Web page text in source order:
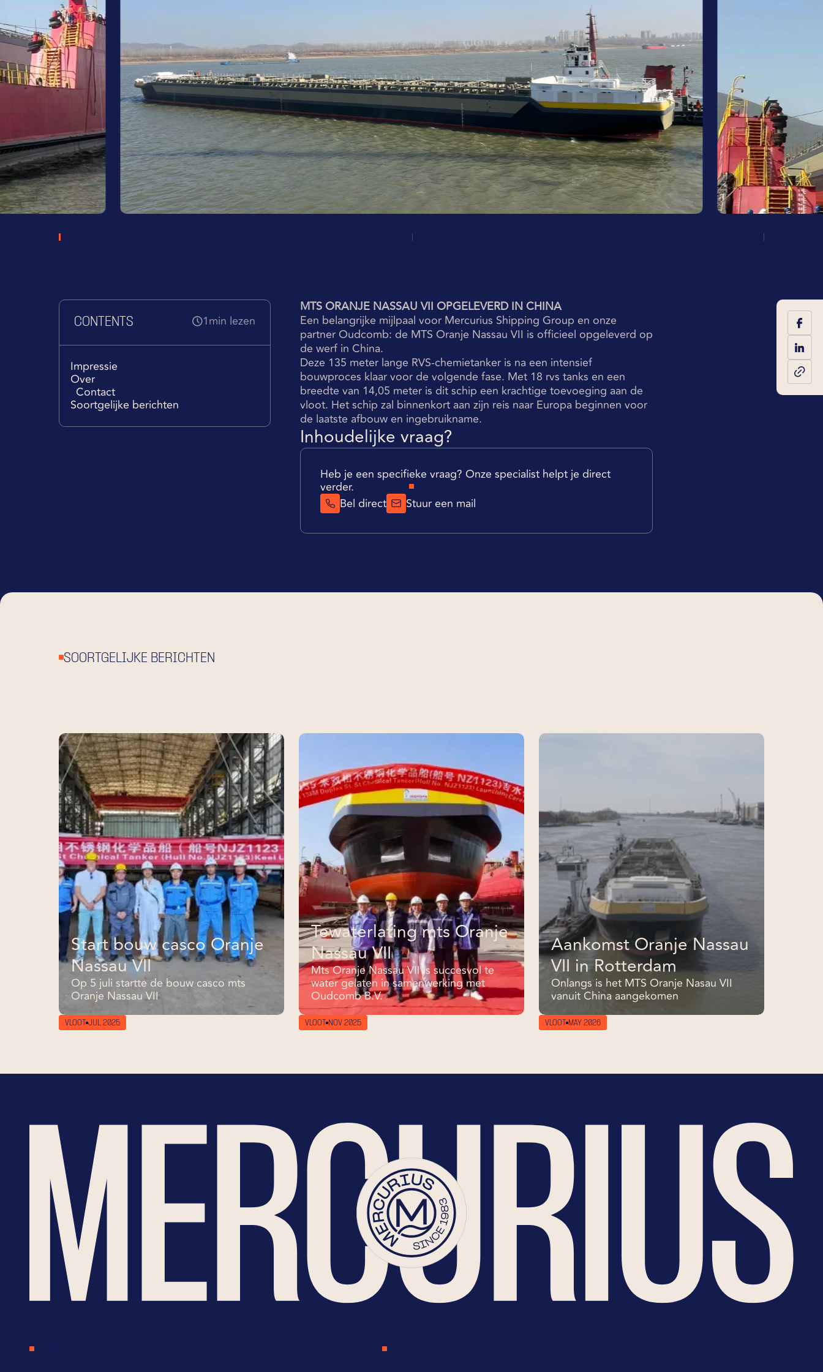
CONTENTS 1min lezen
Impressie
Over
Contact
Soortgelijke berichten
MTS ORANJE NASSAU VII OPGELEVERD IN CHINA
Een belangrijke mijlpaal voor Mercurius Shipping Group en onze
partner Oudcomb: de MTS Oranje Nassau VII is officieel opgeleverd op
de werf in China.
Deze 135 meter lange RVS-chemietanker is na een intensief
bouwproces klaar voor de volgende fase. Met 18 rvs tanks en een
breedte van 14,05 meter is dit schip een krachtige toevoeging aan de
vloot. Het schip zal binnenkort aan zijn reis naar Europa beginnen voor
de laatste afbouw en ingebruikname.
Inhoudelijke vraag?
Heb je een specifieke vraag? Onze specialist helpt je direct
verder.
Bel direct
Stuur een mail
SOORTGELIJKE BERICHTEN
VLOOT JUL 2025
Start bouw casco Oranje
Nassau VII
Op 5 juli startte de bouw casco mts
Oranje Nassau VII
VLOOT NOV 2025
Tewaterlating mts Oranje
Nassau VII
Mts Oranje Nassau VII is succesvol te
water gelaten in samenwerking met
Oudcomb B.V.
VLOOT MAY 2026
Aankomst Oranje Nassau
VII in Rotterdam
Onlangs is het MTS Oranje Nasau VII
vanuit China aangekomen